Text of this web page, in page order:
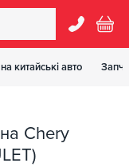
китайські авто
Chery